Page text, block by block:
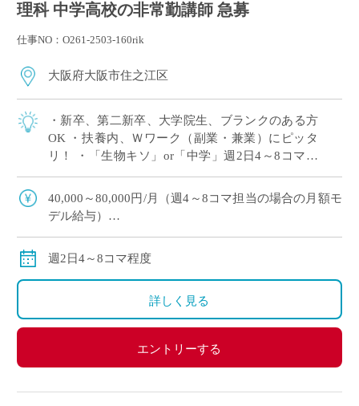
理科 中学高校の非常勤講師 急募
仕事NO：O261-2503-160rik
大阪府大阪市住之江区
・新卒、第二新卒、大学院生、ブランクのある方
OK ・扶養内、Ｗワーク（副業・兼業）にピッタ
リ！ ・「生物キソ」or「中学」週2日4～8コマ程
の非常勤講師で勤務いただける方を募 […]
40,000～80,000円/月（週4～8コマ担当の場合の月額モ
デル給与）
※ご勤務スタート時期によって、初月の給与は日割計
週2日4～8コマ程度
詳しく見る
エントリーする